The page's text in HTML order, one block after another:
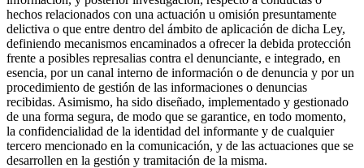
hechos relacionados con una actuación u omisión presuntamente
delictiva o que entre dentro del ámbito de aplicación de dicha Ley,
definiendo mecanismos encaminados a ofrecer la debida protección
frente a posibles represalias contra el denunciante, e integrado, en
esencia, por un canal interno de información o de denuncia y por un
procedimiento de gestión de las informaciones o denuncias
recibidas. Asimismo, ha sido diseñado, implementado y gestionado
de una forma segura, de modo que se garantice, en todo momento,
la confidencialidad de la identidad del informante y de cualquier
tercero mencionado en la comunicación, y de las actuaciones que se
desarrollen en la gestión y tramitación de la misma.